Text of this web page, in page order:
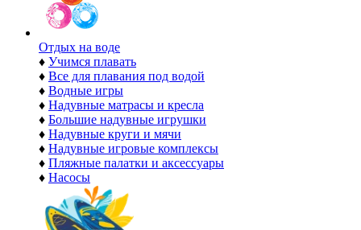
Отдых на воде
♦ Учимся плавать
♦ Все для плавания под водой
♦ Водные игры
♦ Надувные матрасы и кресла
♦ Большие надувные игрушки
♦ Надувные круги и мячи
♦ Надувные игровые комплексы
♦ Пляжные палатки и аксессуары
♦ Насосы